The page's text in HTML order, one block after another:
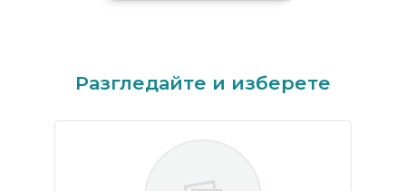
Разгледайте и изберете